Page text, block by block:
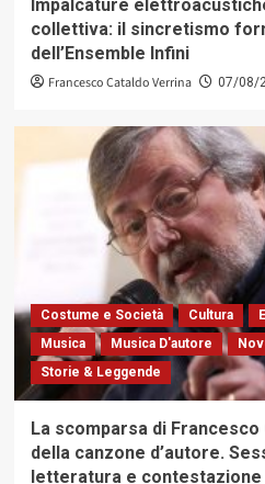
Impalcature
collettiva: il sincretismo
dell’Ensemble Infini
Francesco Cataldo Verrina 07/08/
Costume e Società Cultura
Musica
Musica D'autore
Storie & Leggende
La scomparsa di
della canzone d’autore.
letteratura e contestazione